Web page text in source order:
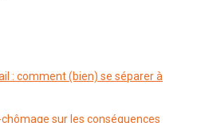
: comment (bien) se séparer à
sur les conséquences